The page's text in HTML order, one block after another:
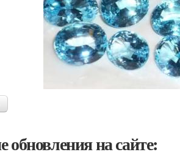
обновления на сайте: